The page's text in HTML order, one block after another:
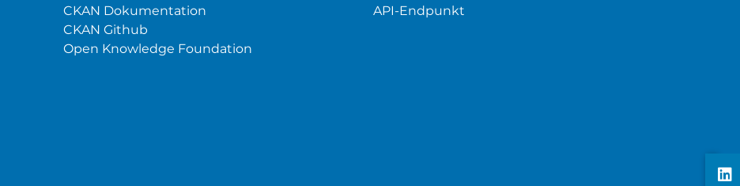
CKAN Dokumentation
CKAN Github
Open Knowledge Foundation
API-Endpunkt